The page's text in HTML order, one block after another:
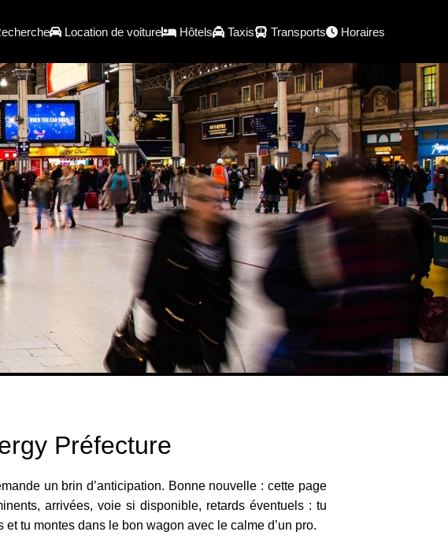
Location de voiture Hôtels Taxis Transports Horaires
Préfecture
un brin d’anticipation. Bonne nouvelle : cette page
arrivées, voie si disponible, retards éventuels : tu
tu montes dans le bon wagon avec le calme d’un pro.